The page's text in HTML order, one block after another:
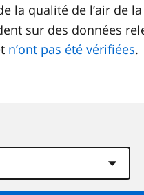
la qualité de l’air de la
sur des données
n’ont pas été vérifiées.